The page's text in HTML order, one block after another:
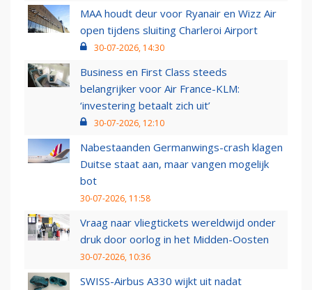
MAA houdt deur voor Ryanair en Wizz Air
open tijdens sluiting Charleroi Airport
30-07-2026, 14:30
Business en First Class steeds
belangrijker voor Air France-KLM:
‘investering betaalt zich uit’
30-07-2026, 12:10
Nabestaanden Germanwings-crash klagen
Duitse staat aan, maar vangen mogelijk
bot
30-07-2026, 11:58
Vraag naar vliegtickets wereldwijd onder
druk door oorlog in het Midden-Oosten
30-07-2026, 10:36
SWISS-Airbus A330 wijkt uit nadat